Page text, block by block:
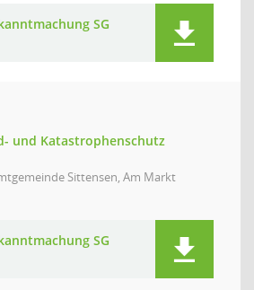
SG
und Katastrophenschutz
Sittensen, Am Markt
SG